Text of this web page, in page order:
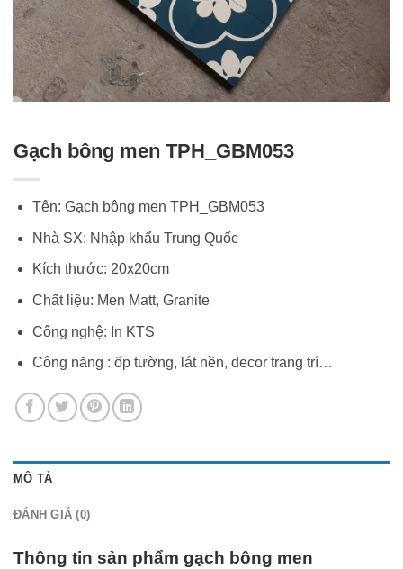
Gạch bông men TPH_GBM053
Tên: Gạch bông men TPH_GBM053
Nhà SX: Nhập khẩu Trung Quốc
Kích thước: 20x20cm
Chất liệu: Men Matt, Granite
Công nghệ: In KTS
Công năng : ốp tường, lát nền, decor trang trí…
MÔ TẢ
ĐÁNH GIÁ (0)
Thông tin sản phẩm gạch bông men